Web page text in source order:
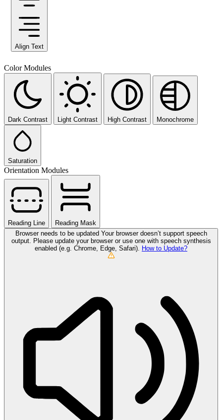
Align Text
Color Modules
Dark Contrast Light Contrast High Contrast Monochrome
Saturation
Orientation Modules
Reading Line
Reading Mask
Browser needs to be updated Your browser doesn’t support speech
output. Please update your browser or use one with speech synthesis
enabled (e.g. Chrome, Edge, Safari).
How to Update?